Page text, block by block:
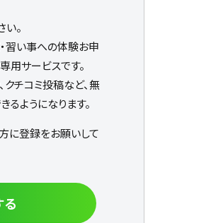
。
習い事への体験お申
用サービスです。
クチコミ投稿など、無
ようになります。
に登録をお願いして